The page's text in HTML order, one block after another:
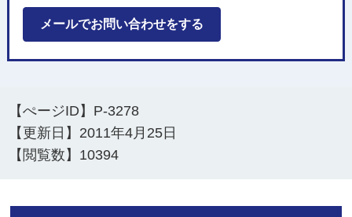
メールでお問い合わせをする
【ぺージID】 P-3278
【更新日】 2011年4月25日
【閲覧数】 10394